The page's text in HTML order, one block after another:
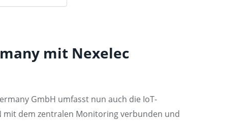
mit Nexelec
GmbH umfasst nun auch die IoT-
mit dem zentralen Monitoring verbunden und